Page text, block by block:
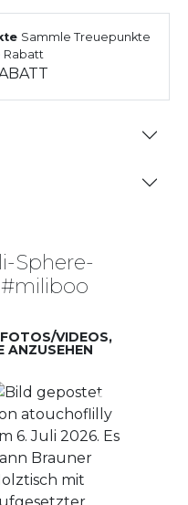
Sammle Treuepunkte
Rabatt
Sphere-
VIDEOS,
ANZUSEHEN